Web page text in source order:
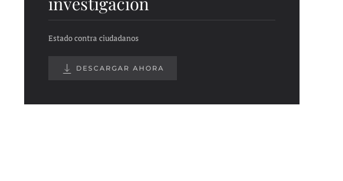
Estado contra ciudadanos
DESCARGAR AHORA